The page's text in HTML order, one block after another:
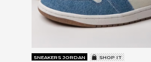
SNEAKERS JORDAN SHOP IT